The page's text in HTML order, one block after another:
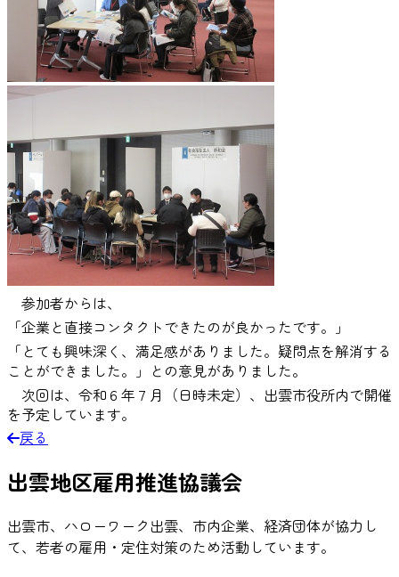
参加者からは、
「企業と直接コンタクトできたのが良かったです。」
「とても興味深く、満足感がありました。疑問点を解消する
ことができました。 」との意見がありました。
次回は、令和６年７月（日時未定）、出雲市役所内で開催
を予定しています。
戻る
出雲地区雇用推進協議会
出雲市、ハローワーク出雲、市内企業、経済団体が協力し
て、若者の雇用・定住対策のため活動しています。